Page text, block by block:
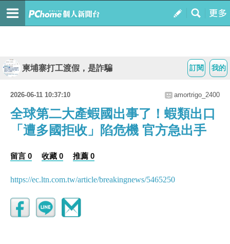
我的
訂閱
柬埔寨打工渡假，是詐騙
2026-06-11 10:37:10 amortrigo_2400
全球第二大產蝦國出事了！蝦類出口
「遭多國拒收」陷危機 官方急出手
留言 0 收藏 0 推薦 0
https://ec.ltn.com.tw/article/breakingnews/5465250